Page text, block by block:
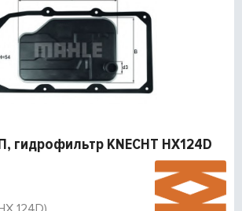
гидрофильтр KNECHT HX124D